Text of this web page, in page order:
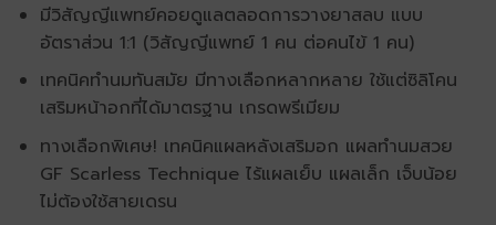
มีวิสัญญีแพทย์คอยดูแลตลอดการวางยาสลบ แบบ
อัตราส่วน 1:1 (วิสัญญีแพทย์ 1 คน ต่อคนไข้ 1 คน)
เทคนิคทำนมทันสมัย มีทางเลือกหลากหลาย ใช้แต่ซิลิโคน
เสริมหน้าอกที่ได้มาตรฐาน เกรดพรีเมียม
ทางเลือกพิเศษ! เทคนิคแผลหลังเสริมอก แผลทำนมสวย
GF Scarless Technique ไร้แผลเย็บ แผลเล็ก เจ็บน้อย
ไม่ต้องใช้สายเดรน